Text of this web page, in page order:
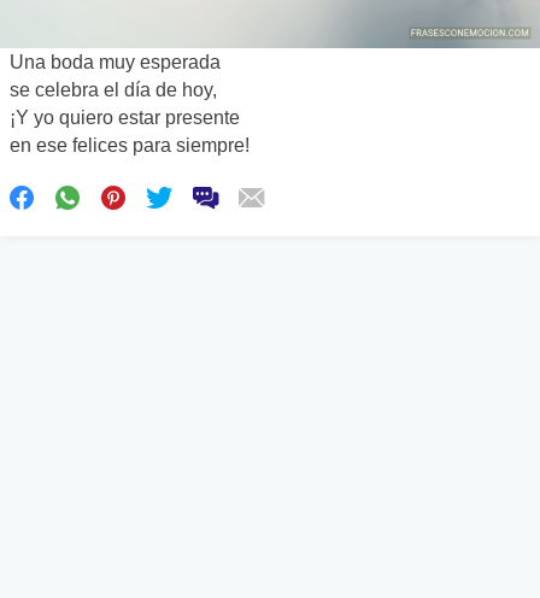
Una boda muy esperada
se celebra el día de hoy,
¡Y yo quiero estar presente
en ese felices para siempre!